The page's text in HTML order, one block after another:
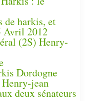
de harkis, et
Avril 2012
(2S) Henry-
Dordogne
jean
deux sénateurs